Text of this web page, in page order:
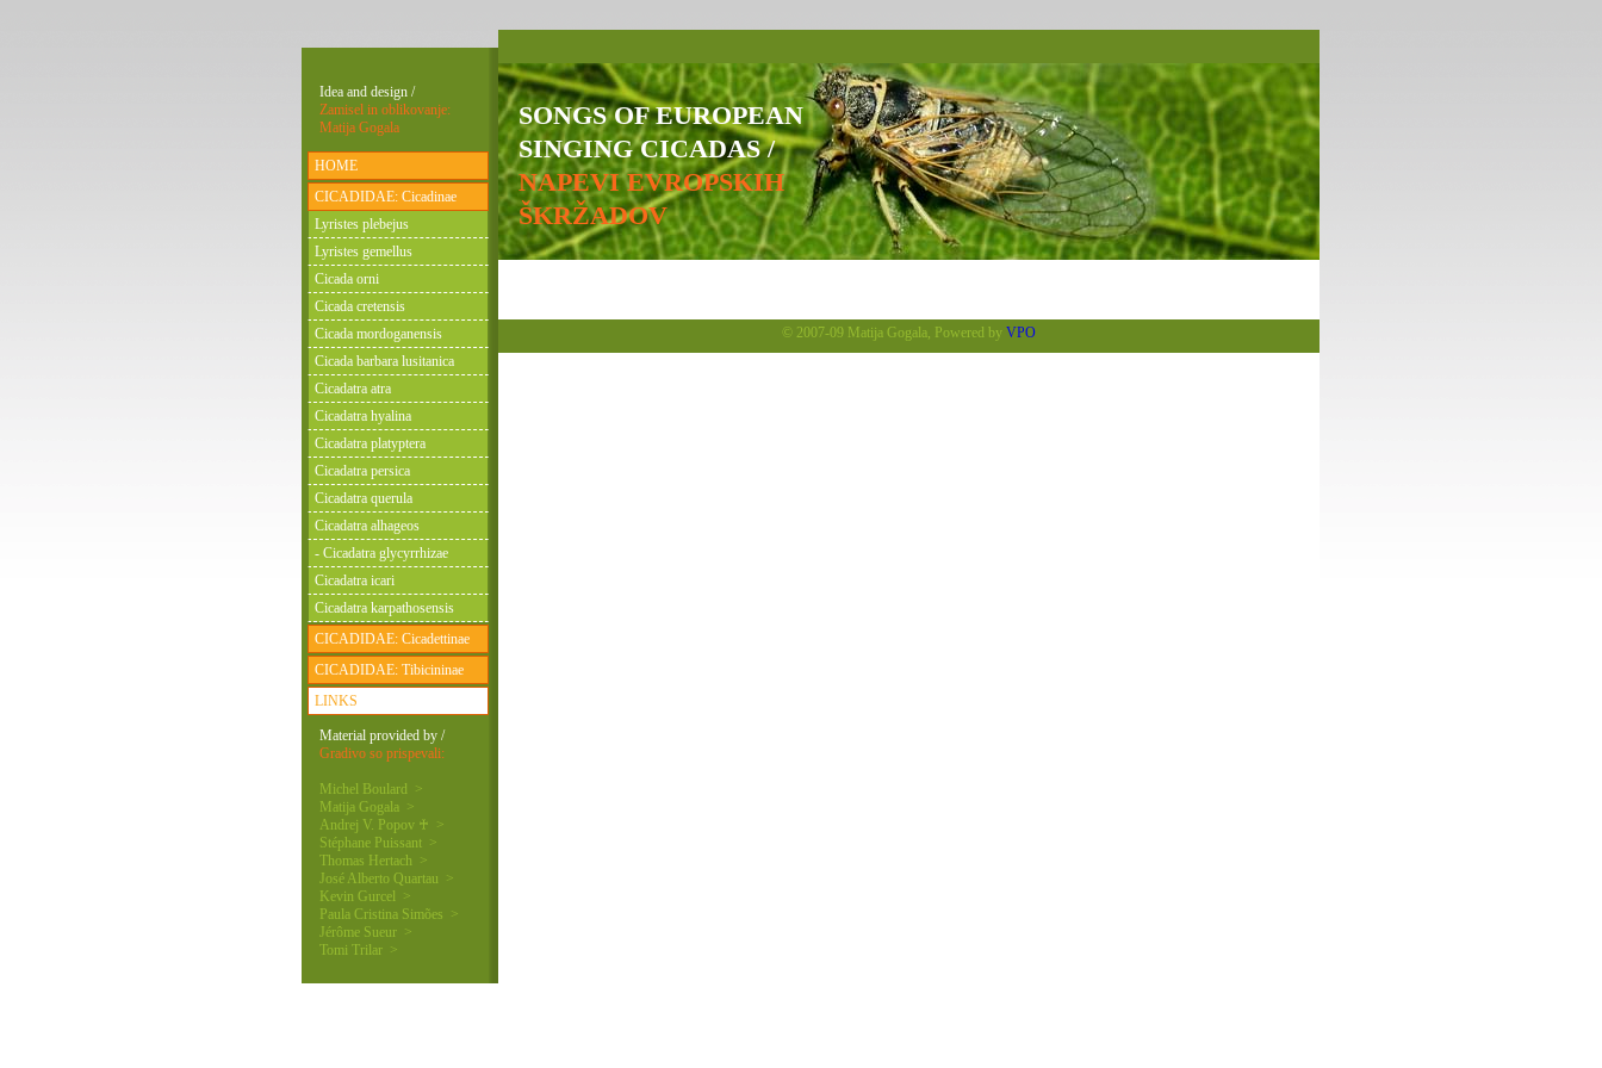
SONGS OF EUROPEAN
SINGING CICADAS /
NAPEVI EVROPSKIH
ŠKRŽADOV
© 2007-09 Matija Gogala, Powered by VPO
Idea and design /
Zamisel in oblikovanje:
Matija Gogala
HOME
CICADIDAE: Cicadinae
Lyristes plebejus
Lyristes gemellus
Cicada orni
Cicada cretensis
Cicada mordoganensis
Cicada barbara lusitanica
Cicadatra atra
Cicadatra hyalina
Cicadatra platyptera
Cicadatra persica
Cicadatra querula
Cicadatra alhageos
- Cicadatra glycyrrhizae
Cicadatra icari
Cicadatra karpathosensis
CICADIDAE: Cicadettinae
CICADIDAE: Tibicininae
LINKS
Material provided by /
Gradivo so prispevali:
Michel Boulard >
Matija Gogala >
Andrej V. Popov ♰ >
Stéphane Puissant >
Thomas Hertach >
José Alberto Quartau >
Kevin Gurcel >
Paula Cristina Simões >
Jérôme Sueur >
Tomi Trilar >